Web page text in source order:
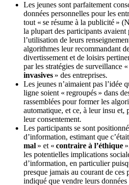
Les jeunes sont parfaitement
données personnelles pour les
tout « se résume à la publicité »
la plupart des participants avaient
l’utilisation de leurs
algorithmes leur recommandant
divertissement et de loisirs
par les stratégies de surveillance «
invasives » des entreprises.
Les jeunes n’aimaient pas l’idée
ligne soient « regroupés » dans
rassemblées pour former les
automatique, et ce, à leur insu et,
leur consentement.
Les participants se sont
d’information, estimant que
mal » et « contraire à l’éthique
les potentielles implications
d’information, en particulier
presque jamais au courant de ces
indiqué que vendre leurs